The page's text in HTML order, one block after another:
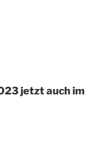
jetzt auch im